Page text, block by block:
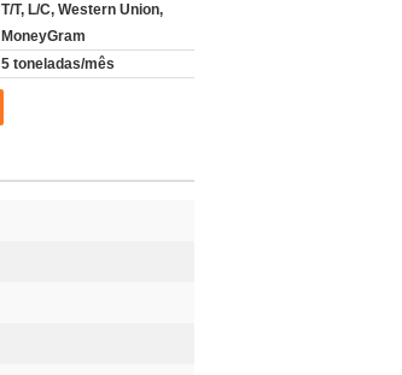
T/T, L/C, Western Union,
MoneyGram
5 toneladas/mês